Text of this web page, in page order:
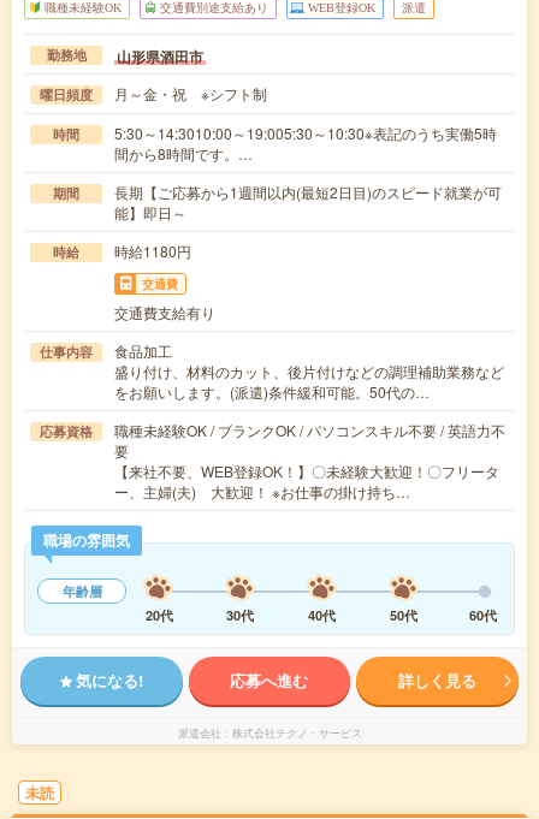
職種未経験OK 交通費別途支給あり WEB登録OK 派遣
勤務地 山形県酒田市
曜日頻度 月～金・祝 ※シフト制
時間
5:30～14:3010:00～19:005:30～10:30※表記のうち実働5時
間から8時間です。…
期間
長期【ご応募から1週間以内(最短2日目)のスピード就業が可
能】即日～
時給 時給1180円
交通費
交通費支給有り
仕事内容
食品加工
盛り付け、材料のカット、後片付けなどの調理補助業務など
をお願いします。(派遣)条件緩和可能。50代の…
応募資格
職種未経験OK / ブランクOK / パソコンスキル不要 / 英語力不
要
【来社不要、WEB登録OK！】〇未経験大歓迎！〇フリータ
ー、主婦(夫) 大歓迎！ ※お仕事の掛け持ち…
職場の雰囲気
年齢層
20代
30代 40代 50代 60代
気になる! 応募へ進む 詳しく見る
派遣会社 株式会社テクノ・サービス
未読